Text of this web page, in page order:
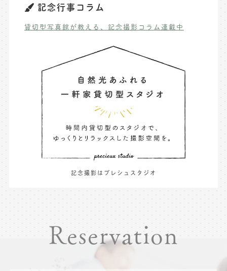
記念行事コラム
貸切型写真館が教える、記念撮影コラム連載中
記念撮影はプレシュスタジオ
Reservation